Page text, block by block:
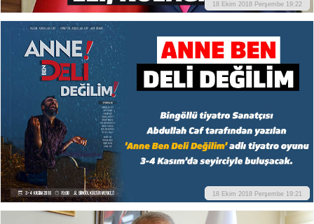
18 Ekim 2018 Perşembe 19:22
18 Ekim 2018 Perşembe 19:21